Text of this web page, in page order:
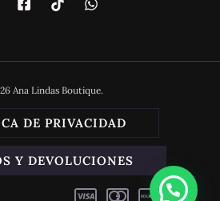
Ana Lindas Boutique.
DE PRIVACIDAD
Y DEVOLUCIONES